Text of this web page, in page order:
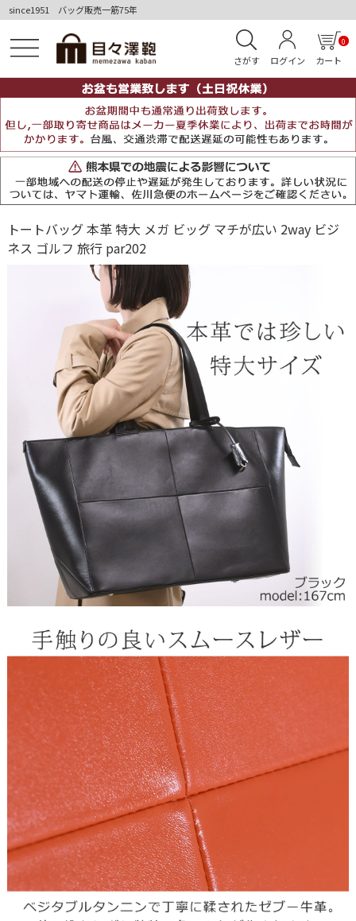
since1951 バッグ販売一筋75年
さがす ログイン カート
0
トートバッグ 本革 特大 メガ ビッグ マチが広い 2way ビジ
ネス ゴルフ 旅行 par202